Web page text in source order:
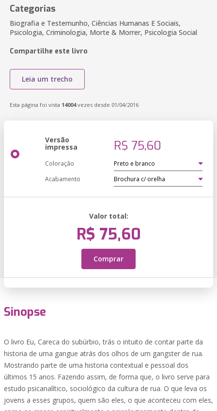
Categorias
Biografia e Testemunho, Ciências Humanas E Sociais,
Psicologia, Criminologia, Morte & Morrer, Psicologia Social
Compartilhe este livro
Leia um trecho
Esta página foi vista 14004vezes desde 01/04/2016
Versão
impressa R$ 75,60
Coloração
Acabamento
Valor total:
R$ 75,60
Comprar
Sinopse
O livro Eu, Careca do subúrbio, trás o intuito de contar parte da
historia de uma gangue atrás dos olhos de um gangster de rua.
Mostrando parte de uma historia contextual e pessoal dos
últimos 15 anos. Fazendo assim, de forma que, o livro serve para
estudo psicanalítico, sociológico da cultura de rua. O que leva os
jovens a esses grupos, quem são eles, o que aconteceu com eles,